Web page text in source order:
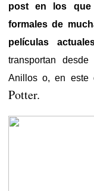
post en los que
formales de
películas
transportan
Anillos o, en este
Potter.